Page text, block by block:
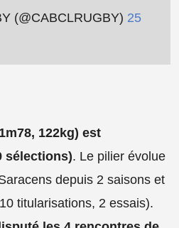
(@CABCLRUGBY) 25
122kg) est
sélections). Le pilier évolue
depuis 2 saisons et
titularisations, 2 essais).